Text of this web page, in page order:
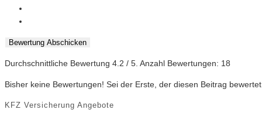
Bewertung Abschicken
Durchschnittliche Bewertung 4.2 / 5. Anzahl Bewertungen: 18
Bisher keine Bewertungen! Sei der Erste, der diesen Beitrag
KFZ Versicherung Angebote